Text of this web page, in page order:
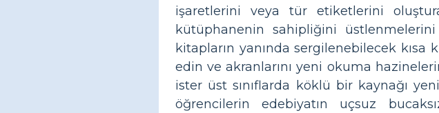
işaretlerini veya tür etiketlerini
kütüphanenin sahipliğini
kitapların yanında sergilenebilecek
edin ve akranlarını yeni okuma
ister üst sınıflarda köklü bir kaynağı
öğrencilerin edebiyatın uçsuz